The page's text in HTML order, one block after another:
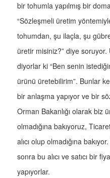
bir tohumla yapılmış bir
“Sözleşmeli üretim
tohumdan, şu ilaçla, şu
üretir misiniz?” diye
diyorlar ki “Ben senin
ürünü üretebilirim”. Bunlar
bir anlaşma yapıyor ve bir
Orman Bakanlığı olarak biz
olmadığına bakıyoruz,
alıcı olup olmadığına
sonra bu alıcı ve satıcı bir
yapıyorlar.